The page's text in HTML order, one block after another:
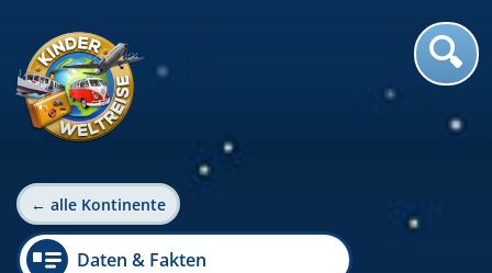
← alle Kontinente
Daten & Fakten